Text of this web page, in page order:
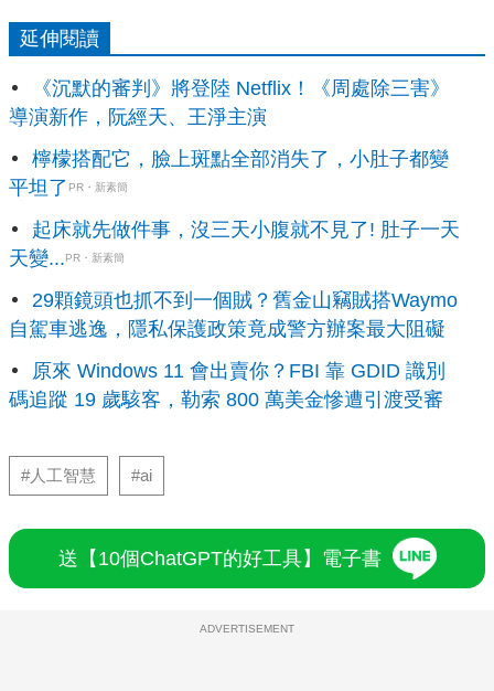
延伸閱讀
《沉默的審判》將登陸 Netflix！《周處除三害》
導演新作，阮經天、王淨主演
檸檬搭配它，臉上斑點全部消失了，小肚子都變
平坦了 PR・新素簡
起床就先做件事，沒三天小腹就不見了! 肚子一天
天變...PR・新素簡
29顆鏡頭也抓不到一個賊？舊金山竊賊搭Waymo
自駕車逃逸，隱私保護政策竟成警方辦案最大阻礙
原來 Windows 11 會出賣你？FBI 靠 GDID 識別
碼追蹤 19 歲駭客，勒索 800 萬美金慘遭引渡受審
#人工智慧 #ai
送【10個ChatGPT的好工具】電子書
ADVERTISEMENT